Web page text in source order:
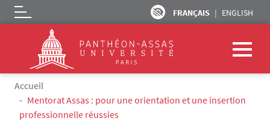
Aller au contenu principal
FRANÇAIS ENGLISH
Logo
Fil d'Ariane
Accueil
Mentorat Assas : pour une orientation et une insertion
professionnelle réussies